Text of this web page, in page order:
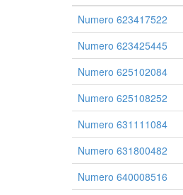
Numero 623417522
Numero 623425445
Numero 625102084
Numero 625108252
Numero 631111084
Numero 631800482
Numero 640008516